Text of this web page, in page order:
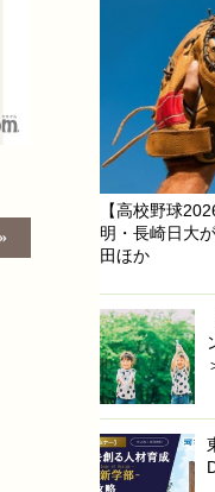
【高校野球
明・長崎日大
田ほか